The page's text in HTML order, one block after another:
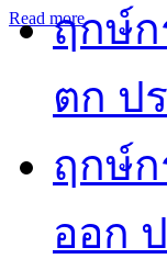
Read moreฤกษ์
ตก ป
ฤกษ์
ออก